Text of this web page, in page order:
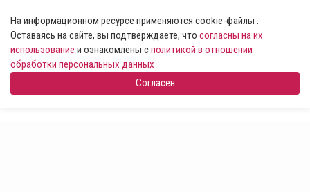
На информационном ресурсе применяются cookie-файлы .
Оставаясь на сайте, вы подтверждаете, что согласны на их
использование и ознакомлены сполитикой в отношении
обработки персональных данных
Согласен